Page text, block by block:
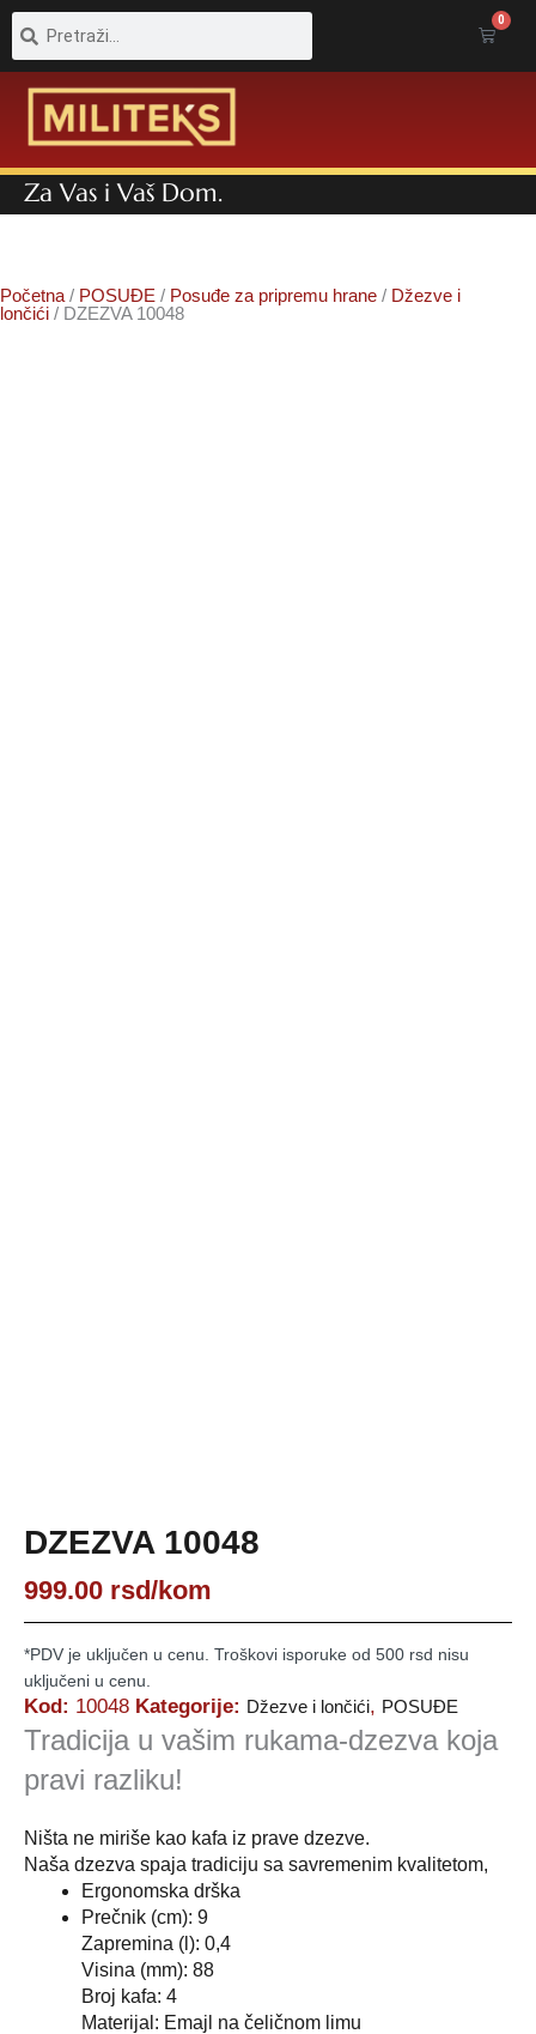
Pretraga 0
Cart
Za Vas i Vaš Dom.
Početna / POSUĐE / Posuđe za pripremu hrane / Džezve i
lončići / DZEZVA 10048
DZEZVA 10048
999.00 rsd/kom
*PDV je uključen u cenu. Troškovi isporuke od 500 rsd nisu
uključeni u cenu.
Kod: 10048 Kategorije: Džezve i lončići, POSUĐE
Tradicija u vašim rukama-dzezva koja
pravi razliku!
Ništa ne miriše kao kafa iz prave dzezve.
Naša dzezva spaja tradiciju sa savremenim kvalitetom,
Ergonomska drška
Prečnik (cm): 9
Zapremina (l): 0,4
Visina (mm): 88
Broj kafa: 4
Materijal: Emajl na čeličnom limu